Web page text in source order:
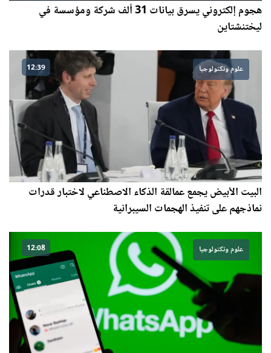
هجوم إلكتروني يسرق بيانات 31 ألف شركة ومؤسسة في
ليختنشتاين
علوم وتكنولوجيا 12:39
البيت الأبيض يجمع عمالقة الذكاء الاصطناعي لاختبار قدرات
نماذجهم على تنفيذ الهجمات السيبرانية
علوم وتكنولوجيا 12:08